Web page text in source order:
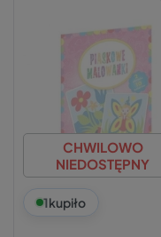
CHWILOWO
NIEDOSTĘPNY
1kupiło